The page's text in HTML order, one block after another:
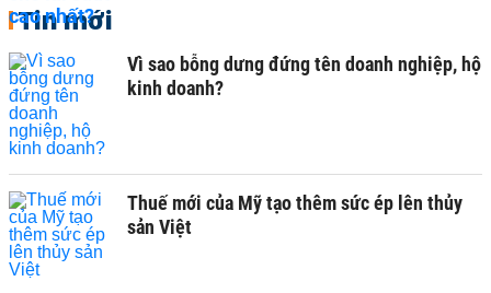
Tin mới
Vì sao bỗng dưng đứng tên doanh nghiệp, hộ
kinh doanh?
Thuế mới của Mỹ tạo thêm sức ép lên thủy
sản Việt